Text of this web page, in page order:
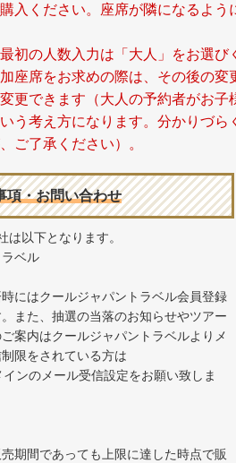
入ください。座席が隣になるよう
初の人数入力は「大人」をお選び
座席をお求めの際は、その後の変
更できます（大人の予約者がお子
う考え方になります。分かりづら
ご了承ください）。
項・お問い合わせ
以下となります。
ベル
にはクールジャパントラベル会員登録
。また、抽選の当落のお知らせやツアー
案内はクールジャパントラベルよりメ
限をされている方は
インのメール受信設定をお願い致しま
期間であっても上限に達した時点で販